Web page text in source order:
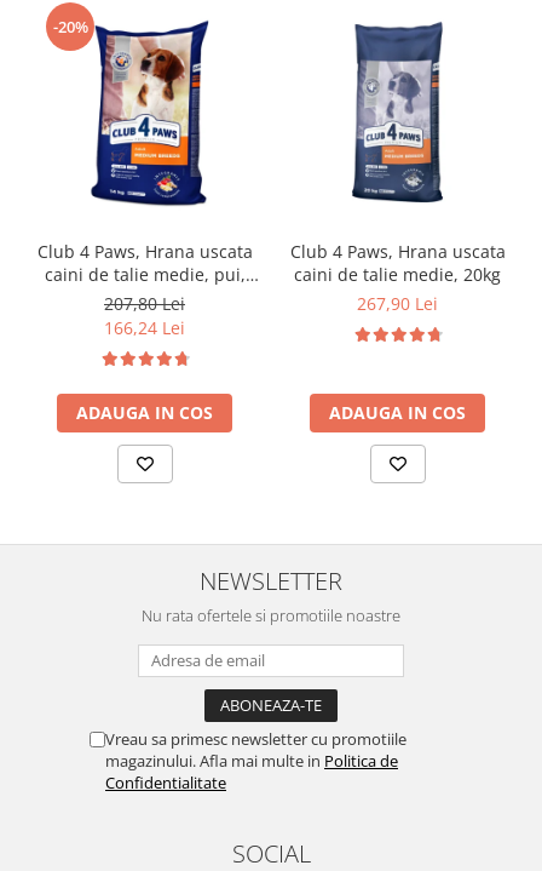
-20%
Club 4 Paws, Hrana uscata
caini de talie medie, pui,
14kg
207,80 Lei
166,24 Lei
ADAUGA IN COS
Club 4 Paws, Hrana uscata
caini de talie medie, 20kg
267,90 Lei
ADAUGA IN COS
NEWSLETTER
Nu rata ofertele si promotiile noastre
Vreau sa primesc newsletter cu promotiile
magazinului. Afla mai multe in Politica de
Confidentialitate
SOCIAL